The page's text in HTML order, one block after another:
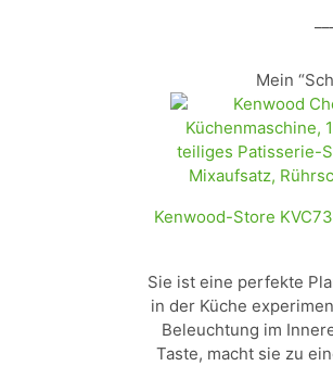
Mein
Kenwood-Store
Sie ist eine perfekte
in der Küche
Beleuchtung im
Taste, macht sie zu